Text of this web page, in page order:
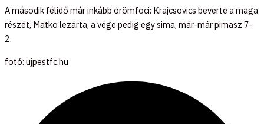
A második félidő már inkább örömfoci: Krajcsovics beverte a maga
részét, Matko lezárta, a vége pedig egy sima, már-már pimasz 7-
2.
fotó: ujpestfc.hu